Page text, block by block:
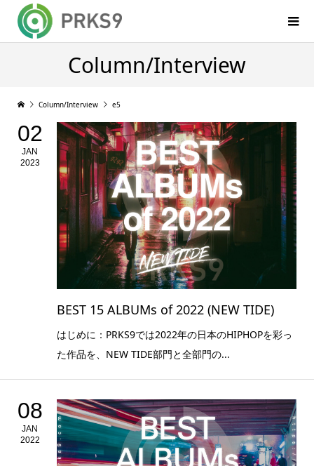
Column/Interview
Column/Interview e5
02
JAN
2023
BEST 15 ALBUMs of 2022 (NEW TIDE)
はじめに：PRKS9では2022年の日本のHIPHOPを彩っ
た作品を、NEW TIDE部門と全部門の...
08
JAN
2022